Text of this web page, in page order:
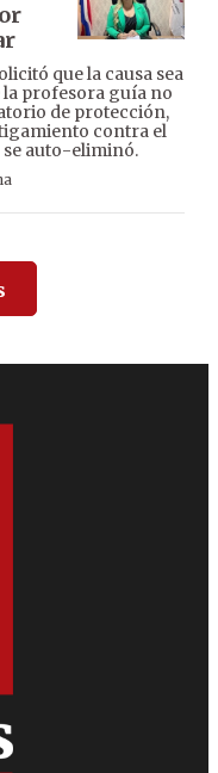
que la causa sea
la profesora guía no
de protección,
contra el
se auto-eliminó.